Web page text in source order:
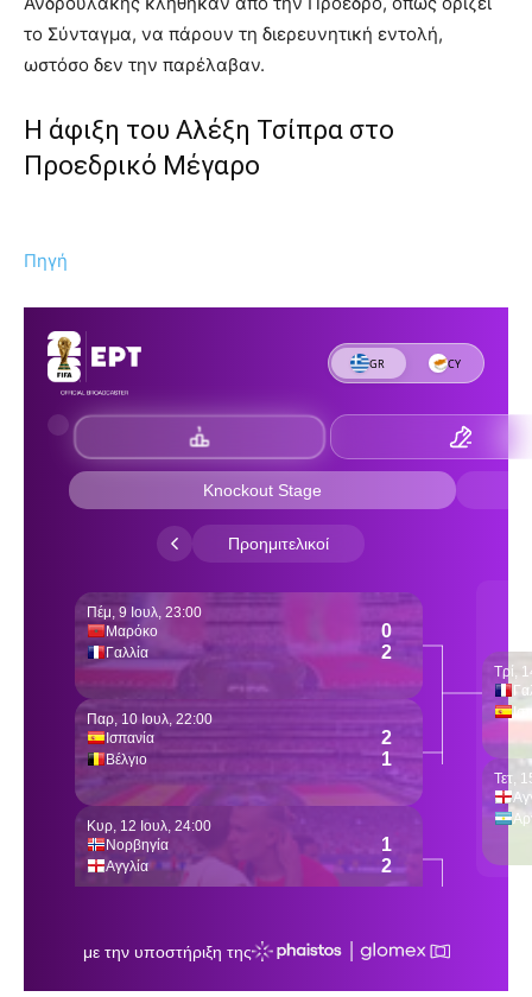
το Σύνταγμα, να πάρουν τη διερευνητική εντολή,
ωστόσο δεν την παρέλαβαν.
Η άφιξη του Αλέξη Τσίπρα στο
Προεδρικό Μέγαρο
Πηγή